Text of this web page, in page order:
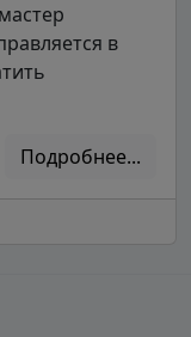
в
Подробнее...